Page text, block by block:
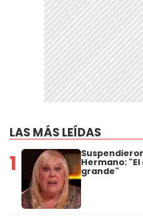
LAS MÁS LEÍDAS
1 Hermano:
grande"